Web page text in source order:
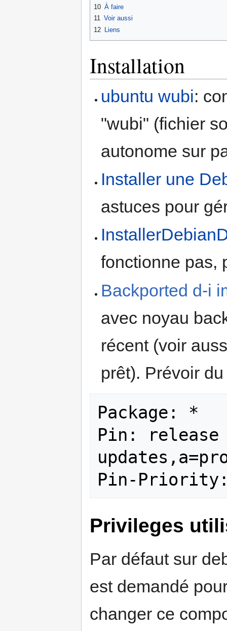
10 À faire
11 Voir aussi
12 Liens
Installation
ubuntu wubi:
"wubi" (fichier
autonome sur
Installer une
astuces pour
fonctionne pas,
Backported d-i
avec noyau
récent (voir
prêt). Prévoir
Package: *
Pin: release
Privileges
Par défaut sur
est demandé
changer ce